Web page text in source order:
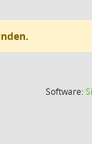
Software: